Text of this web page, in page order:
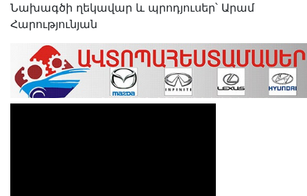
Նախագծի ղեկավար և պրոդյուսեր՝ Արամ
Հարությունյան